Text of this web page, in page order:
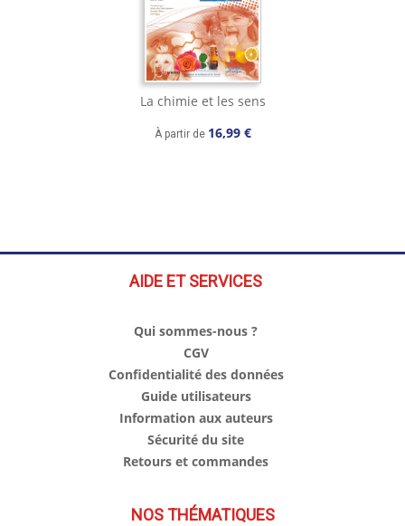
La chimie et les sens
À partir de 16,99 €
AIDE ET SERVICES
Qui sommes-nous ?
CGV
Confidentialité des données
Guide utilisateurs
Information aux auteurs
Sécurité du site
Retours et commandes
NOS THÉMATIQUES